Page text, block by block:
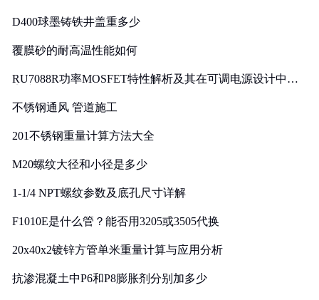
D400球墨铸铁井盖重多少
覆膜砂的耐高温性能如何
RU7088R功率MOSFET特性解析及其在可调电源设计中的
不锈钢通风 管道施工
201不锈钢重量计算方法大全
M20螺纹大径和小径是多少
1-1/4 NPT螺纹参数及底孔尺寸详解
F1010E是什么管？能否用3205或3505代换
20x40x2镀锌方管单米重量计算与应用分析
抗渗混凝土中P6和P8膨胀剂分别加多少